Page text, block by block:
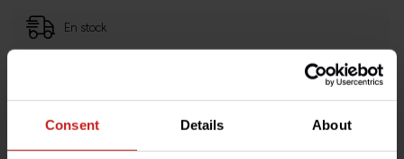
Consent Details About
En stock
Des milliers de clients satisfaits!